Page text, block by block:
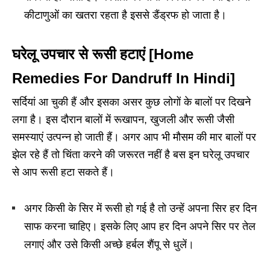
कीटाणुओं का खतरा रहता है इससे डैंड्रफ हो जाता है।
घरेलू उपचार से रूसी हटाएं [Home
Remedies For Dandruff In Hindi]
सर्दियां आ चुकी हैं और इसका असर कुछ लोगों के बालों पर दिखने
लगा है। इस दौरान बालों में रूखापन, खुजली और रूसी जैसी
समस्याएं उत्पन्न हो जाती हैं। अगर आप भी मौसम की मार बालों पर
झेल रहे हैं तो चिंता करने की जरूरत नहीं है बस इन घरेलू उपचार
से आप रूसी हटा सकते हैं।
अगर किसी के सिर में रूसी हो गई है तो उन्हें अपना सिर हर दिन
साफ करना चाहिए। इसके लिए आप हर दिन अपने सिर पर तेल
लगाएं और उसे किसी अच्छे हर्बल शैंपू से धुलें।